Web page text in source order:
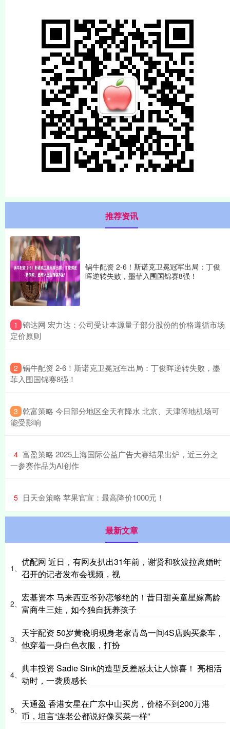
推荐资讯
锅牛配资 2-6！斯诺克卫冕冠军出局：丁俊
晖逆转失败，墨菲入围国锦赛8强！
1 ​锦达网 宏力达：公司受让本源量子部分股份的价格遵循市场
定价原则
2 ​锅牛配资 2-6！斯诺克卫冕冠军出局：丁俊晖逆转失败，墨
菲入围国锦赛8强！
3 ​乾富策略 今日部分地区全天有降水 北京、天津等地机场可
能受影响
4 ​富盈策略 2025上海国际公益广告大赛结果出炉，近三分之
一参赛作品为AI创作
5 ​日天金策略 苹果官宣：最高降价1000元！
最新文章
1、
优配网 近日，有网友扒出31年前，谢贤和狄波拉离婚时
召开的记者发布会视频，视
2、
宏基资本 马来西亚爷孙恋够绝的！昔日甜美童星嫁高龄
富商生三娃，如今独自抚养孩子
3、
天宇配资 50岁黄晓明现身老家青岛一间4S店购买豪车，
他穿着一身白色衣服，打扮
4、
典丰投资 Sadie Sink的造型反差感太让人惊喜！ 亮相活
动时，一袭质感长
5、
天通盈 香港女星在广东中山买房，价格不到200万港
币，坦言“连老公都说好像买菜一样”